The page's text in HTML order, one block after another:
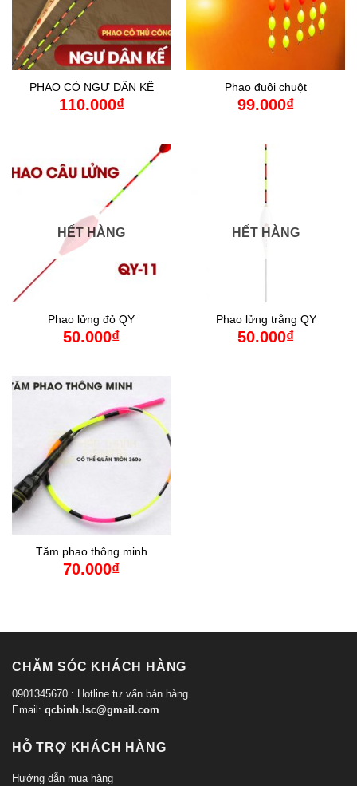
PHAO CỎ NGƯ DÂN KẾ
110.000₫
Phao đuôi chuột
99.000₫
HẾT HÀNG
Phao lửng đỏ QY
50.000₫
HẾT HÀNG
Phao lửng trắng QY
50.000₫
Tăm phao thông minh
70.000₫
CHĂM SÓC KHÁCH HÀNG
0901345670 : Hotline tư vấn bán hàng
Email: qcbinh.lsc@gmail.com
HỖ TRỢ KHÁCH HÀNG
Hướng dẫn mua hàng